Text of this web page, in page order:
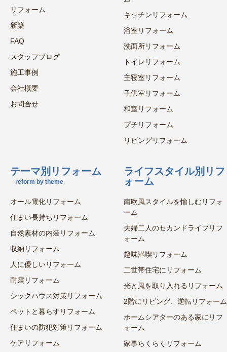
リフォーム
新築
FAQ
スタッフブログ
施工事例
会社概要
お問合せ
キッチンリフォーム
浴室リフォーム
洗面所リフォーム
トイレリフォーム
主寝室リフォーム
子供室リフォーム
和室リフォーム
プチリフォーム
リビングリフォーム
テーマ別リフォーム
reform by theme
オール電化リフォーム
住まい長持ちリフォーム
自然素材の内装リフォーム
収納リフォーム
人に優しいリフォーム
耐震リフォーム
シックハウス対策リフォーム
ペットと暮らすリフォーム
住まいの防犯対策リフォーム
ケアリフォーム
ライフスタイル別リフ
ォーム
南欧風スタイルを愉しむリフォ
ーム
夫婦二人のセカンドライフリフ
ォーム
趣味満喫リフォーム
二世帯住宅にリフォーム
光と風を取り入れるリフォーム
2階にリビング、逆転リフォーム
ホームシアターのある家にリフ
ォーム
家事らくらくリフォーム